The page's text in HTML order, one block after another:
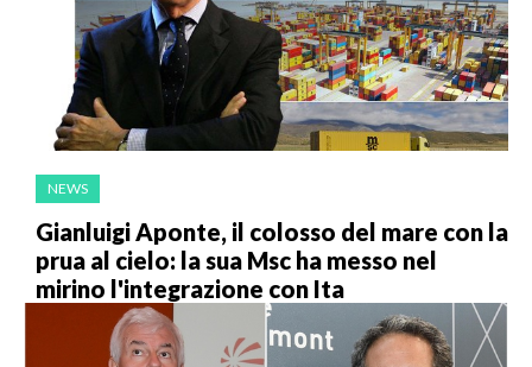
NEWS
Gianluigi Aponte, il colosso del mare con la
prua al cielo: la sua Msc ha messo nel
mirino l'integrazione con Ita